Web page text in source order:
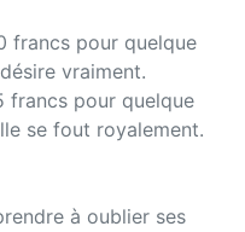
francs pour quelque
vraiment.
francs pour quelque
se fout royalement.
à oublier ses